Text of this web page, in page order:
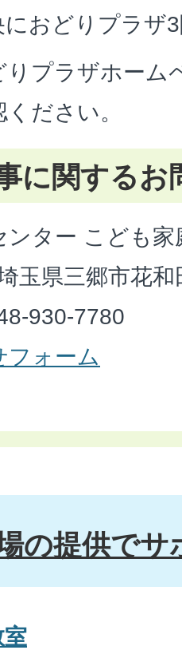
おどりプラザ
りプラザホーム
ださい。
に関するお
ンター こども家
玉県三郷市花
930-7780
フォーム
の提供でサ